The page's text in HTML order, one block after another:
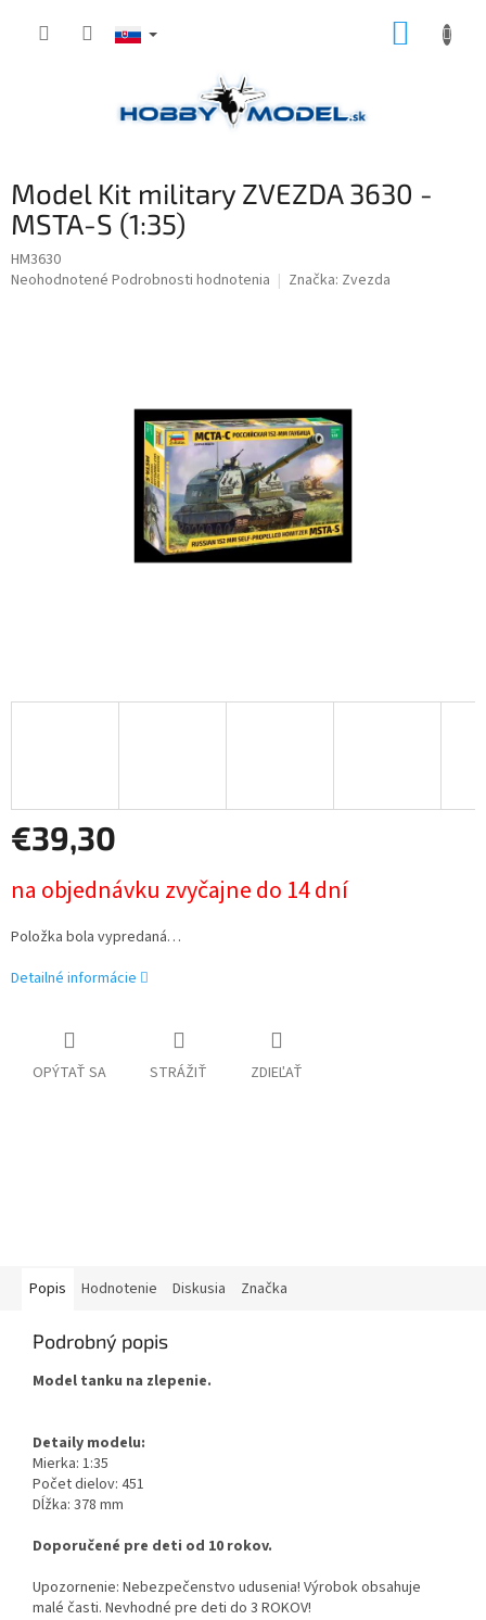
Model Kit military ZVEZDA 3630 -
MSTA-S (1:35)
HM3630
Priemerné
Neohodnotené Podrobnosti hodnotenia Značka: Zvezda
€39,30
cena:
na objednávku zvyčajne do 14 dní
Položka bola vypredaná…
Detailné informácie
OPÝTAŤ SA STRÁŽIŤ ZDIEĽAŤ
Popis Hodnotenie Diskusia Značka
Podrobný popis
Model tanku na zlepenie.
Detaily modelu:
Mierka: 1:35
Počet dielov: 451
Dĺžka: 378 mm
Doporučené pre deti od 10 rokov.
Upozornenie: Nebezpečenstvo udusenia! Výrobok obsahuje
malé časti. Nevhodné pre deti do 3 ROKOV!